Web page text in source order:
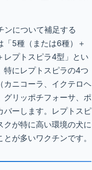
ンについて補足する
「5種（または6種）＋
レプトスピラ4型」とい
特にレプトスピラの4つ
カニコーラ、イクテロヘ
グリッポチフォーサ、ポ
バーします。レプトスピ
クが特に高い環境の犬に
が多いワクチンです。